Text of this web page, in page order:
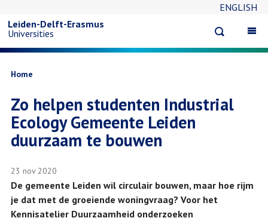
naar
inhoud
ENGLISH
search
Leiden-Delft-Erasmus
Universities
Kruimelpad
Home
Zo helpen studenten Industrial
Ecology Gemeente Leiden
duurzaam te bouwen
23 nov 2020
De gemeente Leiden wil circulair bouwen, maar hoe rijm
je dat met de groeiende woningvraag? Voor het
Kennisatelier Duurzaamheid onderzoeken